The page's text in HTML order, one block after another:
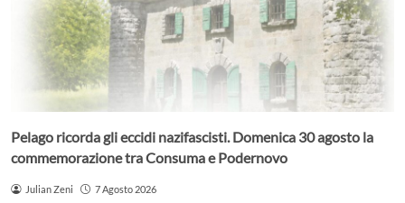
Pelago ricorda gli eccidi nazifascisti. Domenica 30 agosto la
commemorazione tra Consuma e Podernovo
Julian Zeni 7 Agosto 2026